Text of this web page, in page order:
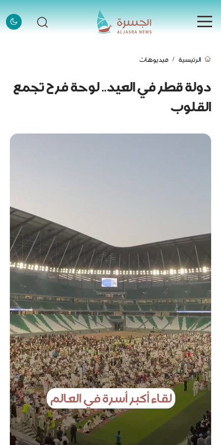
الرئيسية
الأخبار
الأخبار
إنفوجرافيك
قصص
الرئيسية فيديوهات
دولة قطر في العيد.. لوحة فرح تجمع
القلوب